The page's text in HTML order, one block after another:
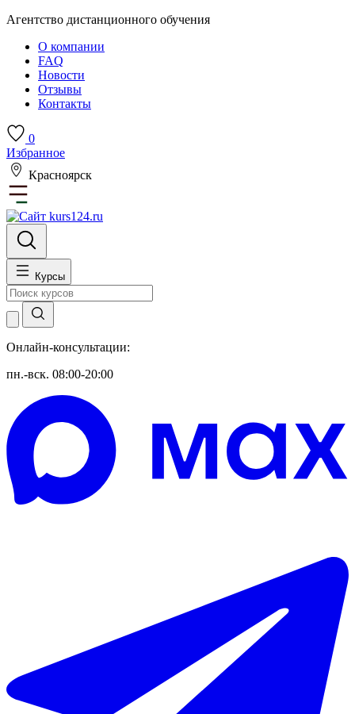
Агентство дистанционного обучения
О компании
FAQ
Новости
Отзывы
Контакты
0
Избранное
Красноярск
Курсы
Онлайн-консультации:
пн.-вск. 08:00-20:00